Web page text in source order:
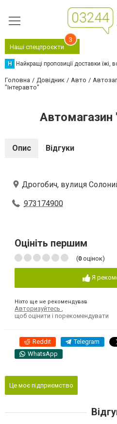
Наші спецпроєкти
3
Н Найкращі пропозиції доставки їжі,
Головна Довідник Авто
"Інтеравто"
Автомагазин
Опис Відгуки
Дрогобич, вулиця
973174900
Оцініть першим
(0 оцінок)
Я
Ніхто ще не рекомендував
Авторизуйтесь
щоб оцінити і порекомендувати
Reddit Telegram
WhatsApp
Це моє підприємство